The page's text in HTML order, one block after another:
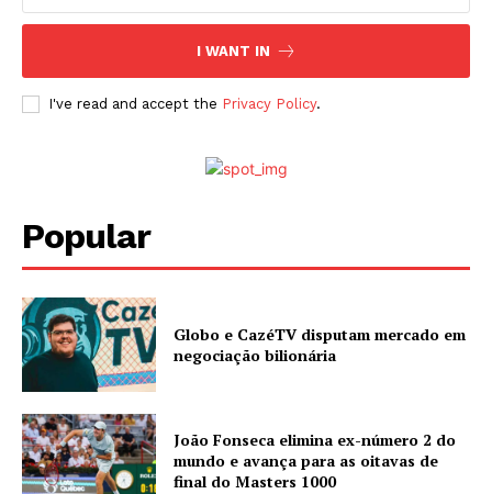
I WANT IN
I've read and accept the Privacy Policy.
Popular
Globo e CazéTV disputam mercado em
negociação bilionária
João Fonseca elimina ex-número 2 do
mundo e avança para as oitavas de
final do Masters 1000